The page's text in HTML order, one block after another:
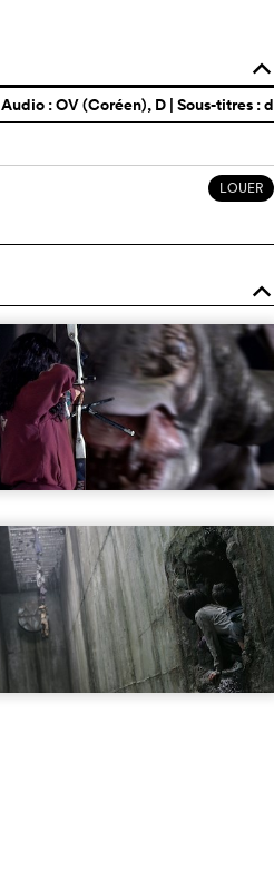
o
Audio :OV (Coréen), D | Sous-titres : d
LOUER
o